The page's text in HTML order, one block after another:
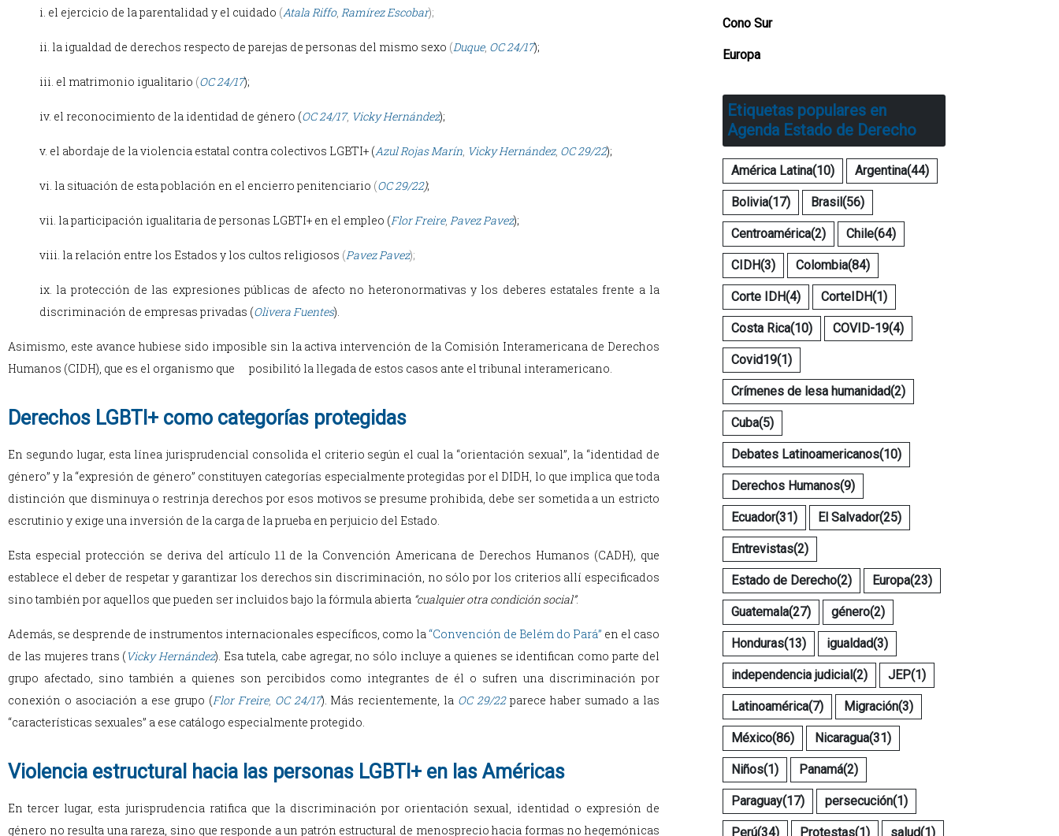
i. el ejercicio de la parentalidad y el cuidado (Atala Riffo, Ramírez Escobar);
ii. la igualdad de derechos respecto de parejas de personas del mismo sexo (Duque, OC 24/17);
iii. el matrimonio igualitario (OC 24/17);
iv. el reconocimiento de la identidad de género (OC 24/17, Vicky Hernández);
v. el abordaje de la violencia estatal contra colectivos LGBTI+ (Azul Rojas Marín, Vicky Hernández, OC 29/22);
vi. la situación de esta población en el encierro penitenciario (OC 29/22);
vii. la participación igualitaria de personas LGBTI+ en el empleo (Flor Freire, Pavez Pavez);
viii. la relación entre los Estados y los cultos religiosos (Pavez Pavez);
ix. la protección de las expresiones públicas de afecto no heteronormativas y los deberes estatales frente a la
discriminación de empresas privadas (Olivera Fuentes).
Asimismo, este avance hubiese sido imposible sin la activa intervención de la Comisión Interamericana de Derechos
Humanos (CIDH), que es el organismo que posibilitó la llegada de estos casos ante el tribunal interamericano.
Derechos LGBTI+ como categorías protegidas
En segundo lugar, esta línea jurisprudencial consolida el criterio según el cual la “orientación sexual”, la “identidad de
género” y la “expresión de género” constituyen categorías especialmente protegidas por el DIDH, lo que implica que toda
distinción que disminuya o restrinja derechos por esos motivos se presume prohibida, debe ser sometida a un estricto
escrutinio y exige una inversión de la carga de la prueba en perjuicio del Estado.
Esta especial protección se deriva del artículo 1.1 de la Convención Americana de Derechos Humanos (CADH), que
establece el deber de respetar y garantizar los derechos sin discriminación, no sólo por los criterios allí especificados
sino también por aquellos que pueden ser incluidos bajo la fórmula abierta “cualquier otra condición social”.
Además, se desprende de instrumentos internacionales específicos, como la “Convención de Belém do Pará” en el caso
de las mujeres trans (Vicky Hernández). Esa tutela, cabe agregar, no sólo incluye a quienes se identifican como parte del
grupo afectado, sino también a quienes son percibidos como integrantes de él o sufren una discriminación por
conexión o asociación a ese grupo (Flor Freire, OC 24/17). Más recientemente, la OC 29/22 parece haber sumado a las
“características sexuales” a ese catálogo especialmente protegido.
Violencia estructural hacia las personas LGBTI+ en las Américas
En tercer lugar, esta jurisprudencia ratifica que la discriminación por orientación sexual, identidad o expresión de
género no resulta una rareza, sino que responde a un patrón estructural de menosprecio hacia formas no hegemónicas
Cono Sur
Europa
Etiquetas populares en
Agenda Estado de Derecho
América Latina(10) Argentina(44)
Bolivia(17) Brasil(56)
Centroamérica(2) Chile(64)
CIDH(3) Colombia(84)
Corte IDH(4) CorteIDH(1)
Costa Rica(10) COVID-19(4)
Covid19(1)
Crímenes de lesa humanidad(2)
Cuba(5)
Debates Latinoamericanos(10)
Derechos Humanos(9)
Ecuador(31) El Salvador(25)
Entrevistas(2)
Estado de Derecho(2) Europa(23)
Guatemala(27) género(2)
Honduras(13) igualdad(3)
independencia judicial(2) JEP(1)
Latinoamérica(7) Migración(3)
México(86) Nicaragua(31)
Niños(1) Panamá(2)
Paraguay(17) persecución(1)
Perú(34) Protestas(1) salud(1)